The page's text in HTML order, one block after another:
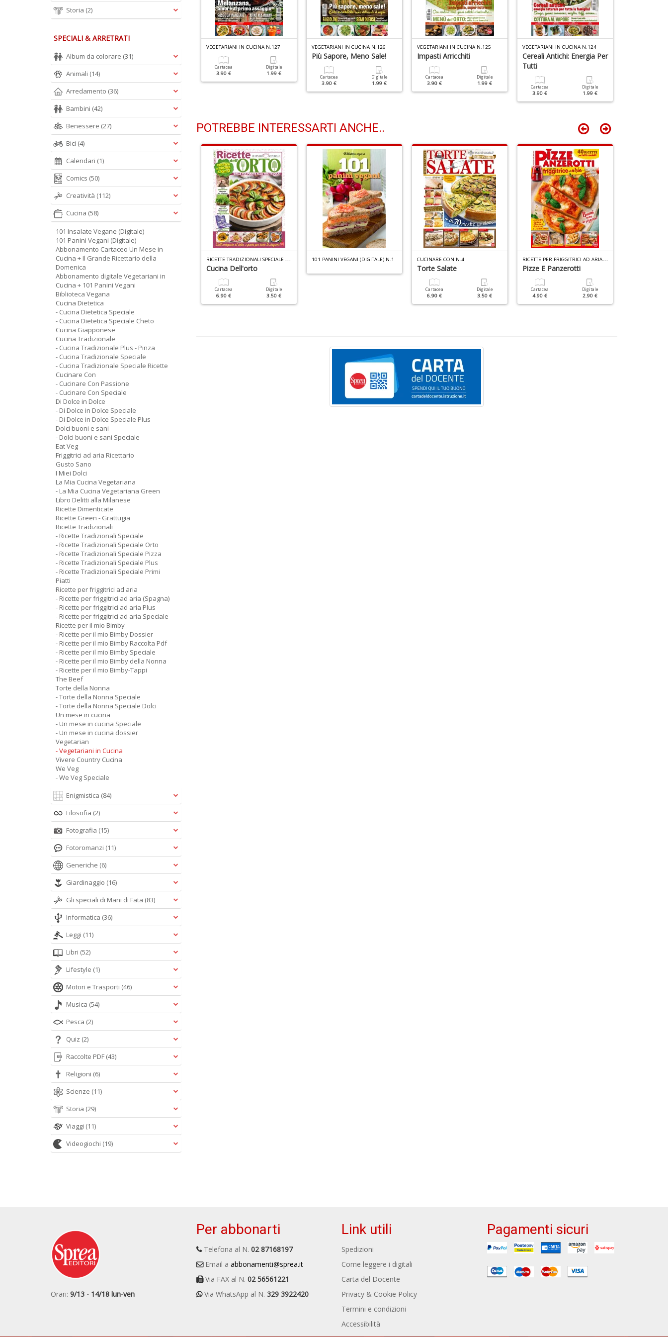
Fonte Sana Di
Digitale
1.99 €
Involtini Fantasia
3.90 €
Digitale
1.99 €
VEGETARIANI IN CUCINA N.127
Cartacea
3.90 €
Digitale
1.99 €
VEGETARIANI IN CUCINA N.126
Più Sapore, Meno Sale!
Cartacea
3.90 €
Digitale
1.99 €
VEGETARIANI IN CUCINA N.125
Impasti Arricchiti
Cartacea
3.90 €
Digitale
1.99 €
VEGETARIANI IN CUCINA N.124
Cereali Antichi: Energia Per
Tutti
Cartacea
3.90 €
Digitale
1.99 €
POTREBBE INTERESSARTI ANCHE..
L
A MIA CUCINA VEGETARIANA GREEN N.1
Vegetariane Con I
Del Tuo Orto
3.90 €
Cartacea
4.90 €
Digitale
R
ICETTE TRADIZIONALI SPECIALE ORTO N.2
Cucina Dell'orto
Cartacea
6.90 €
Digitale
3.50 €
101 PANINI VEGANI (DIGITALE) N.1 CUCINARE CON N.4
Torte Salate
Cartacea
6.90 €
Digitale
3.50 €
R
ICETTE PER FRIGGITRICI AD ARIA SPECIALE N.4
Pizze E Panzerotti
Cartacea
4.90 €
Digitale
2.90 €
Storia (2)
SPECIALI & ARRETRATI
Album da colorare (31)
Animali (14)
Arredamento (36)
Bambini (42)
Benessere (27)
Bici (4)
Calendari (1)
Comics (50)
Creatività (112)
Cucina (58)
101 Insalate Vegane (Digitale)
101 Panini Vegani (Digitale)
Abbonamento Cartaceo Un Mese in
Cucina + Il Grande Ricettario della
Domenica
Abbonamento digitale Vegetariani in
Cucina + 101 Panini Vegani
Biblioteca Vegana
Cucina Dietetica
- Cucina Dietetica Speciale
- Cucina Dietetica Speciale Cheto
Cucina Giapponese
Cucina Tradizionale
- Cucina Tradizionale Plus - Pinza
- Cucina Tradizionale Speciale
- Cucina Tradizionale Speciale Ricette
Cucinare Con
- Cucinare Con Passione
- Cucinare Con Speciale
Di Dolce in Dolce
- Di Dolce in Dolce Speciale
- Di Dolce in Dolce Speciale Plus
Dolci buoni e sani
- Dolci buoni e sani Speciale
Eat Veg
Friggitrici ad aria Ricettario
Gusto Sano
I Miei Dolci
La Mia Cucina Vegetariana
- La Mia Cucina Vegetariana Green
Libro Delitti alla Milanese
Ricette Dimenticate
Ricette Green - Grattugia
Ricette Tradizionali
- Ricette Tradizionali Speciale
- Ricette Tradizionali Speciale Orto
- Ricette Tradizionali Speciale Pizza
- Ricette Tradizionali Speciale Plus
- Ricette Tradizionali Speciale Primi
Piatti
Ricette per friggitrici ad aria
- Ricette per friggitrici ad aria (Spagna)
- Ricette per friggitrici ad aria Plus
- Ricette per friggitrici ad aria Speciale
Ricette per il mio Bimby
- Ricette per il mio Bimby Dossier
- Ricette per il mio Bimby Raccolta Pdf
- Ricette per il mio Bimby Speciale
- Ricette per il mio Bimby della Nonna
- Ricette per il mio Bimby-Tappi
The Beef
Torte della Nonna
- Torte della Nonna Speciale
- Torte della Nonna Speciale Dolci
Un mese in cucina
- Un mese in cucina Speciale
- Un mese in cucina dossier
Vegetarian
- Vegetariani in Cucina
Vivere Country Cucina
We Veg
- We Veg Speciale
Enigmistica (84)
Filosofia (2)
Fotografia (15)
Fotoromanzi (11)
Generiche (6)
Giardinaggio (16)
Gli speciali di Mani di Fata (83)
Informatica (36)
Leggi (11)
Libri (52)
Lifestyle (1)
Motori e Trasporti (46)
Musica (54)
Pesca (2)
Quiz (2)
Raccolte PDF (43)
Religioni (6)
Scienze (11)
Storia (29)
Viaggi (11)
Videogiochi (19)
Orari: 9/13 - 14/18 lun-ven
Per abbonarti
Telefona al N. 02 87168197
Email a abbonamenti@sprea.it
Via FAX al N. 02 56561221
Via WhatsApp al N. 329 3922420
Link utili
Spedizioni
Come leggere i digitali
Carta del Docente
Privacy & Cookie Policy
Termini e condizioni
Accessibilità
Pagamenti sicuri